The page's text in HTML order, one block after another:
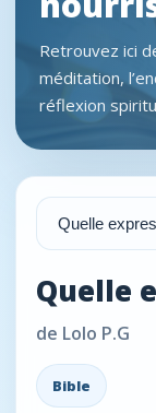
Retrouvez ici
méditation,
réflexion
Quelle
de Lolo P.G
Bible